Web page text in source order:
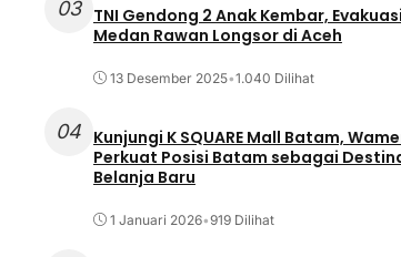
03
TNI Gendong 2 Anak Kembar,
Medan Rawan Longsor di Aceh
13 Desember 2025•1.040 Dilihat
04 Kunjungi K SQUARE Mall Batam,
Perkuat Posisi Batam sebagai
Belanja Baru
1 Januari 2026•919 Dilihat